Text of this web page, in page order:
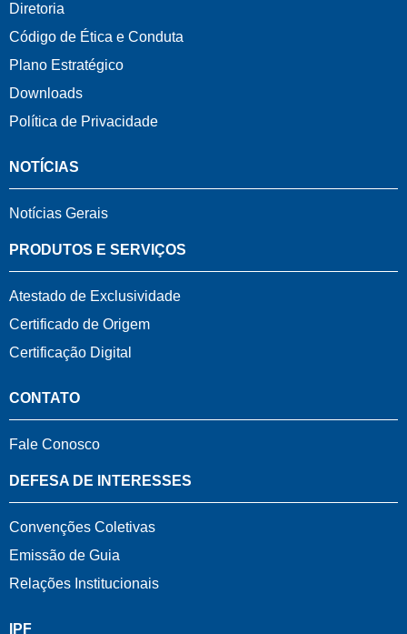
Diretoria
Código de Ética e Conduta
Plano Estratégico
Downloads
Política de Privacidade
NOTÍCIAS
Notícias Gerais
PRODUTOS E SERVIÇOS
Atestado de Exclusividade
Certificado de Origem
Certificação Digital
CONTATO
Fale Conosco
DEFESA DE INTERESSES
Convenções Coletivas
Emissão de Guia
Relações Institucionais
IPF